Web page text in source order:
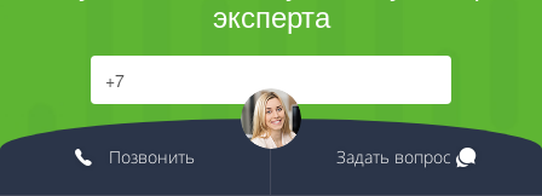
эксперта
Отправить
Позвонить Задать вопрос